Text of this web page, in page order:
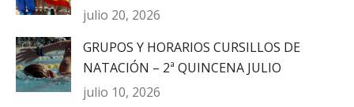
julio 20, 2026
GRUPOS Y HORARIOS CURSILLOS DE
NATACIÓN – 2ª QUINCENA JULIO
julio 10, 2026